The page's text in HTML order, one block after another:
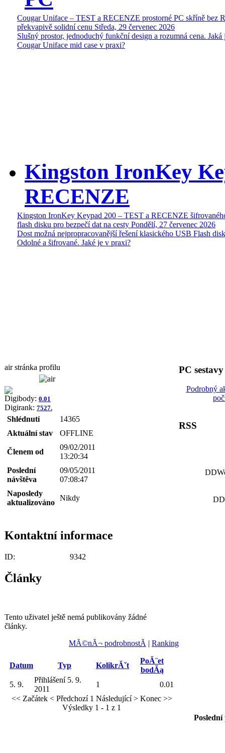
Cougar Uniface – TEST a RECENZE prostorné PC skříně bez
překvapivě solidní cenu Středa, 29 červenec 2026
Slušný prostor, jednoduchý funkční design a rozumná cena. Jaká
Cougar Uniface mid case v praxi?
Kingston IronKey
RECENZE
Kingston IronKey Keypad 200 – TEST a RECENZE
flash disku pro bezpečí dat na cesty Pondělí, 27 červenec 2026
Dost možná nejpropracovanější řešení klasického USB Flash
Odolné a šifrované. Jaké je v praxi?
air stránka profilu
Digibody: 0.01
Digirank: 7527.
Shlédnutí
14365
Aktuální stav
OFFLINE
Členem od
09/02/2011
13:20:34
Poslední
návštěva
09/05/2011
07:08:47
Naposledy
aktualizováno
Nikdy
Kontaktní informace
ID: 9342
Články
Tento uživatel ještě nemá publikovány žádné
články.
MĂ©nĂ¬ podrobnostĂ­ | Ranking
Datum Typ KolikrĂˇt
PoĂ¨et
bodĂą
5. 9.
Přihlášení 5. 9.
2011
1
0.01
<< Začátek < Předchozí 1 Následující > Konec >>
Výsledky 1 - 1 z 1
PC
Podrobný
RSS